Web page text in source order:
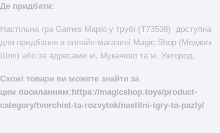
Де придбати:
Настільна гра Games Маріо у трубі (T73538) доступна
для придбання в онлайн-магазині Magic Shop (Меджик
Шоп) або за адресами м. Мукачево та м. Ужгород.
Схожі товари ви можете знайти за
цим посиланням:https://magicshop.toys/product-
category/tvorchist-ta-rozvytok/nastilni-igry-ta-pazly/